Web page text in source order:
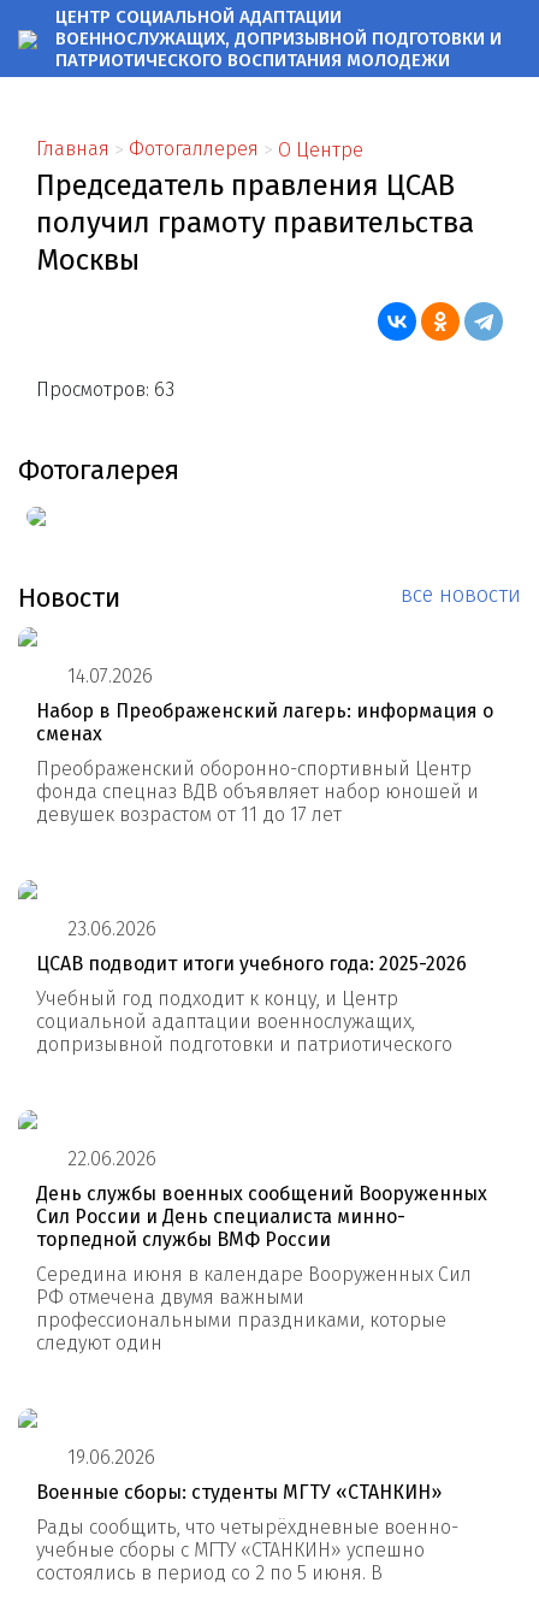
ЦЕНТР СОЦИАЛЬНОЙ АДАПТАЦИИ
ВОЕННОСЛУЖАЩИХ, ДОПРИЗЫВНОЙ ПОДГОТОВКИ И
ПАТРИОТИЧЕСКОГО ВОСПИТАНИЯ МОЛОДЕЖИ
Главная Фотогаллерея О Центре
Председатель правления ЦСАВ
получил грамоту правительства
Москвы
Просмотров: 63
Фотогалерея
все новости
Новости
14.07.2026
Набор в Преображенский лагерь: информация о
сменах
Преображенский оборонно-спортивный Центр
фонда спецназ ВДВ объявляет набор юношей и
девушек возрастом от 11 до 17 лет
23.06.2026
ЦСАВ подводит итоги учебного года: 2025-2026
Учебный год подходит к концу, и Центр
социальной адаптации военнослужащих,
допризывной подготовки и патриотического
22.06.2026
День службы военных сообщений Вооруженных
Сил России и День специалиста минно-
торпедной службы ВМФ России
Середина июня в календаре Вооруженных Сил
РФ отмечена двумя важными
профессиональными праздниками, которые
следуют один
19.06.2026
Военные сборы: студенты МГТУ «СТАНКИН»
Рады сообщить, что четырёхдневные военно-
учебные сборы с МГТУ «СТАНКИН» успешно
состоялись в период со 2 по 5 июня. В